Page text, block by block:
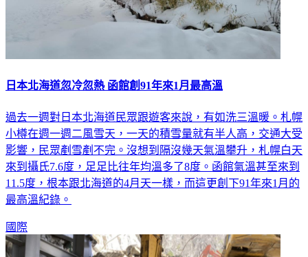
日本北海道忽冷忽熱 函館創91年來1月最高溫
過去一週對日本北海道民眾跟遊客來說，有如洗三溫暖。札幌
小樽在週一週二風雪天，一天的積雪量就有半人高，交通大受
影響，民眾剷雪剷不完。沒想到隔沒幾天氣溫攀升，札幌白天
來到攝氏7.6度，足足比往年均溫多了8度。函館氣溫甚至來到
11.5度，根本跟北海道的4月天一樣，而這更創下91年來1月的
最高溫紀錄。
國際